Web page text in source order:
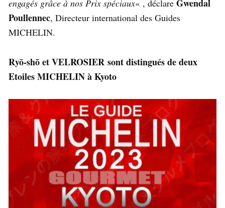
engagés grâce à nos Prix spéciaux« , déclare Gwendal
Poullennec, Directeur international des Guides
MICHELIN.
Ryō-shō etVELROSIER sont distingués de deux
Etoiles MICHELIN à Kyoto